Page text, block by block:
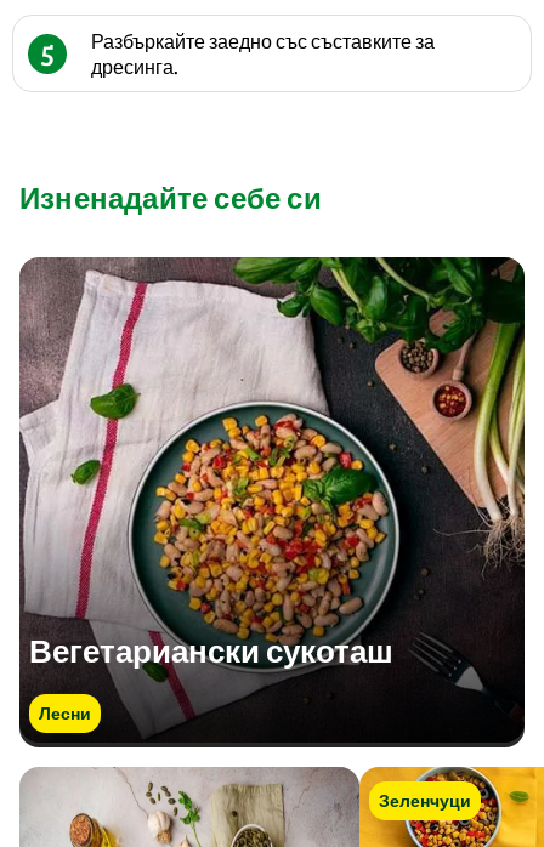
5
Разбъркайте заедно със съставките за
дресинга.
Изненадайте себе си
Вегетариански сукоташ
Лесни
Зеленчуци